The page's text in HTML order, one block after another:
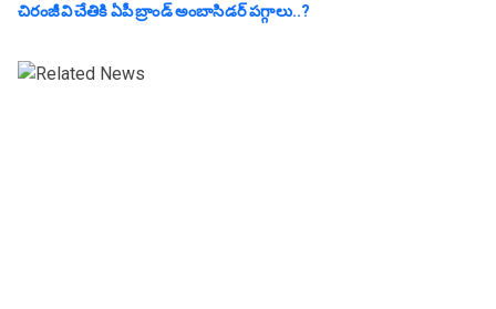
చిరంజీవి చేతికి ఏపీ బ్రాండ్ అంబాసిడర్ పగ్గాలు..?